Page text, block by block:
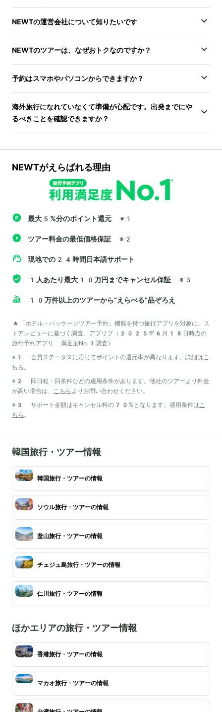
NEWTの運営会社について知りたいです
NEWTのツアーは、なぜおトクなのですか？
予約はスマホやパソコンからできますか？
海外旅行になれていなくて準備が心配です。出発までにや
るべきことを確認できますか？
NEWTがえらばれる理由
最大5%分のポイント還元 ※1
ツアー料金の最低価格保証 ※2
現地での24時間日本語サポート
1人あたり最大10万円までキャンセル保証 ※3
10万件以上のツアーから“えらべる”品ぞろえ
*「ホテル・パッケージツアー予約」機能を持つ旅行アプリを対象に、ス
トアレビューに基づく調査。アプリブ（2025年6月18日時点の
旅行予約アプリ 満足度No.1調査）
※1 会員ステータスに応じてポイントの還元率が異なります。詳細は こ
ちら 。
※2 同日程・同条件などの適用条件があります。他社のツアーより料金
が高い場合は、
こちら よりお問い合わせください。
※3 サポート金額はキャンセル料の70%となります。適用条件は こ
ちら 。
韓国旅行・ツアー情報
韓国旅行・ツアーの情報
ソウル旅行・ツアーの情報
釜山旅行・ツアーの情報
チェジュ島旅行・ツアーの情報
仁川旅行・ツアーの情報
ほかエリアの旅行・ツアー情報
香港旅行・ツアーの情報
マカオ旅行・ツアーの情報